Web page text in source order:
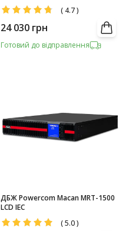
( 4.7)
24 030 грн
Готовий до відправлення
ДБЖ Powercom Macan MRT-1500
LCD IEC
(5.0)